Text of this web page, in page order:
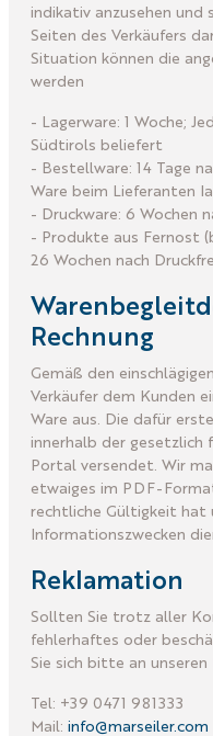
indikativ anzusehen und
Seiten des Verkäufers
Situation können die
werden
- Lagerware: 1 Woche;
Südtirols beliefert
- Bestellware: 14 Tage
Ware beim Lieferanten
- Druckware: 6 Wochen
- Produkte aus Fernost
26 Wochen nach
Rechnung
Gemäß den
Verkäufer dem Kunden
Ware aus. Die dafür
innerhalb der gesetzlich
Portal versendet. Wir
etwaiges im PDF-
rechtliche Gültigkeit hat
Informationszwecken
Reklamation
Sollten Sie trotz aller
fehlerhaftes oder
Sie sich bitte an unseren
Tel: +39 0471 981333
Mail: info@marseiler.com